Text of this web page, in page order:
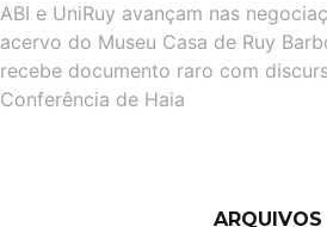
ABI e UniRuy avançam nas
acervo do Museu Casa de Ruy
recebe documento raro com
Conferência de Haia
ARQUIVOS